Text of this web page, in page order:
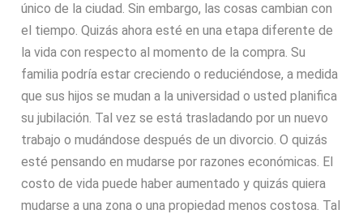
único de la ciudad. Sin embargo, las cosas cambian con
el tiempo. Quizás ahora esté en una etapa diferente de
la vida con respecto al momento de la compra. Su
familia podría estar creciendo o reduciéndose, a medida
que sus hijos se mudan a la universidad o usted planifica
su jubilación. Tal vez se está trasladando por un nuevo
trabajo o mudándose después de un divorcio. O quizás
esté pensando en mudarse por razones económicas. El
costo de vida puede haber aumentado y quizás quiera
mudarse a una zona o una propiedad menos costosa. Tal